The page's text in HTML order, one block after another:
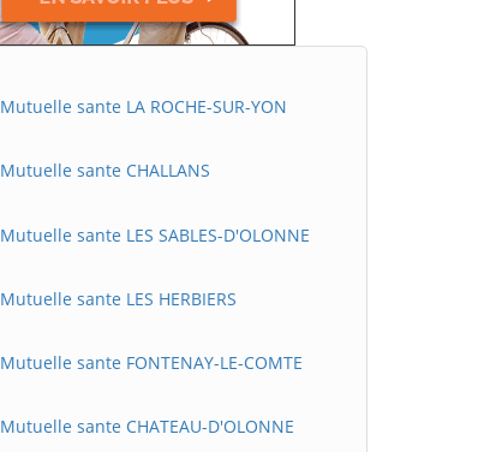
Mutuelle sante LA ROCHE-SUR-YON
Mutuelle sante CHALLANS
Mutuelle sante LES SABLES-D'OLONNE
Mutuelle sante LES HERBIERS
Mutuelle sante FONTENAY-LE-COMTE
Mutuelle sante CHATEAU-D'OLONNE